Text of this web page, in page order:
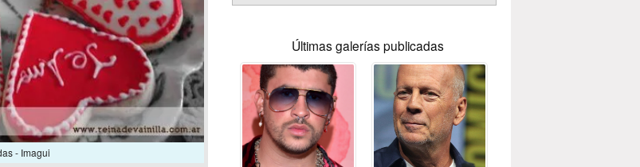
- Imagui
Últimas galerías publicadas